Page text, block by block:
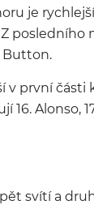
je
posledního
Button.
v první části
Alonso,
svítí a